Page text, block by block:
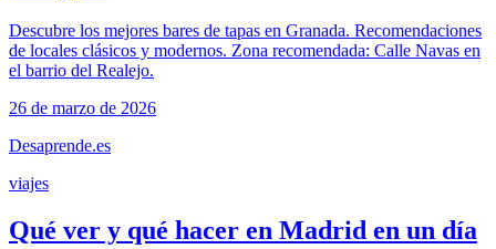
Descubre los mejores bares de tapas en Granada. Recomendaciones
de locales clásicos y modernos. Zona recomendada: Calle Navas en
el barrio del Realejo.
26 de marzo de 2026
Desaprende.es
viajes
Qué ver y qué hacer en Madrid en un día